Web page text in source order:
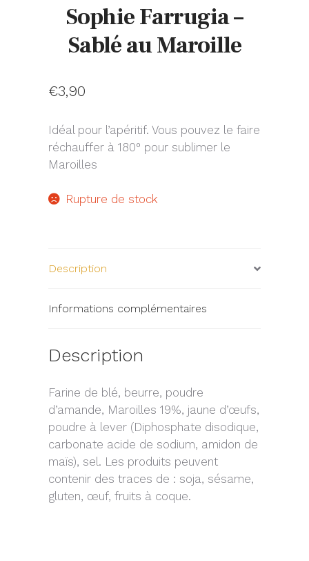
Sophie Farrugia –
Sablé au Maroille
€3,90
Idéal pour l’apéritif. Vous pouvez le faire
réchauffer à 180° pour sublimer le
Maroilles
Rupture de stock
Description
Informations complémentaires
Description
Farine de blé, beurre, poudre
d’amande, Maroilles 19%, jaune d’œufs,
poudre à lever (Diphosphate disodique,
carbonate acide de sodium, amidon de
maïs), sel. Les produits peuvent
contenir des traces de : soja, sésame,
gluten, œuf, fruits à coque.